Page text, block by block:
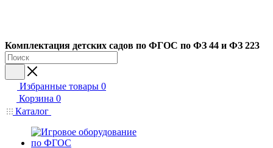
Комплектация детских садов по ФГОC по ФЗ 44 и ФЗ 223
Избранные товары 0
Корзина 0
Каталог